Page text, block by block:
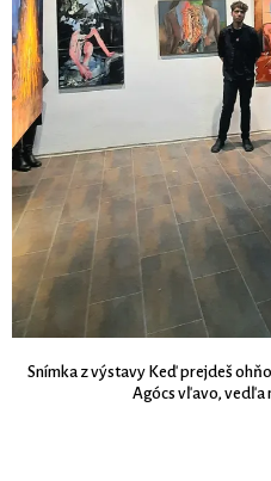
Snímka z výstavy Keď prejdeš
Agócs vľavo, vedľa